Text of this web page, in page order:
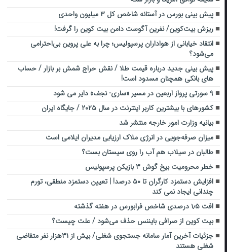
پیش بینی بورس در آستانه شاخص کل ۳ میلیون واحدی
ریزش بیت‌کوین/ نفرین آگوست دامن بیت کوین را گرفت!
انتقاد خیابانی از هواداران پرسپولیس؛ چرا به علی پروین بی‌احترامی
می‌شود؟
پیش بینی جدید درباره قیمت طلا / نقش حراج شمش بر بازار / حساب
های بانکی همچنان مسدود است!
۹ سورتی پرواز اربعین در مسیر «ساری- نجف» دایر می شود
کشورهای با بیشترین کاربر اینترنت در سال ۲۰۲۵ / جایگاه ایران
بیانیه وزارت امور خارجه منتشر شد
میزان صرفه‌جویی در انرژی ملاک‌ ارزیابی مدیران ایلامی است
طالبان در سیلاب هم آب را روی سیستان بست؟
خطر محرومیت بیخ گوش ۳ بازیکن پرسپولیس
افزایش دستمزد کارگران تا ۵۰ درصد! | تعیین دستمزد منطقی، تورم
چندانی ایجاد نمی کند
افت ۱٫۵ درصدی شاخص فرابورس در هفته گذشته
بیت کوین از صرافی بایننس حذف می‌شود / علت چیست؟
جزئیات آخرین آمار سامانه جستجوی شغلی/ بیش از ۳۱هزار نفر متقاضی
شغلی هستند